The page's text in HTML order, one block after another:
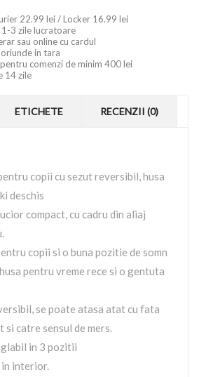
22.99 lei / Locker 16.99 lei
1-3 zile lucratoare
sau online cu cardul
in tara
comenzi de minim 400 lei
14 zile
ETICHETE RECENZII (0)
copii cu sezut reversibil, husa
deschis
compact, cu cadru din aliaj
copii si o buna pozitie de somn
pentru vreme rece si o gentuta
se poate atasa atat cu fata
si catre sensul de mers.
in 3 pozitii
interior.